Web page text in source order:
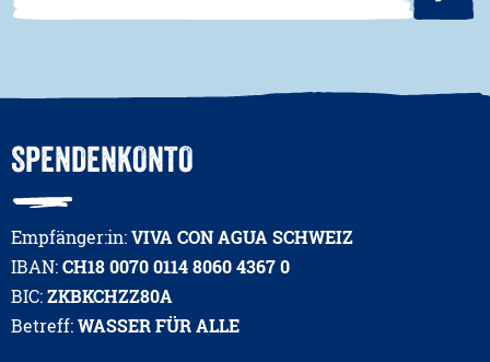
SPENDENKONTO
Empfänger:in:VIVA CON AGUA SCHWEIZ
IBAN:CH18 0070 0114 8060 4367 0
BIC:ZKBKCHZZ80A
Betreff:WASSER FÜR ALLE